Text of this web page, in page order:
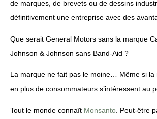
de marques, de brevets ou de dessins
définitivement une entreprise avec des
Que serait General Motors sans la marque
Johnson & Johnson sans Band-Aid ?
La marque ne fait pas le moine… Même si la
en plus de consommateurs s’intéressent au
Tout le monde connaît Monsanto . Peut-être